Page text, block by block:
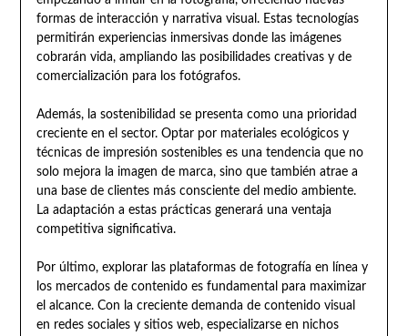
formas de interacción y narrativa visual. Estas tecnologías
permitirán experiencias inmersivas donde las imágenes
cobrarán vida, ampliando las posibilidades creativas y de
comercialización para los fotógrafos.
Además, la sostenibilidad se presenta como una prioridad
creciente en el sector. Optar por materiales ecológicos y
técnicas de impresión sostenibles es una tendencia que no
solo mejora la imagen de marca, sino que también atrae a
una base de clientes más consciente del medio ambiente.
La adaptación a estas prácticas generará una ventaja
competitiva significativa.
Por último, explorar las plataformas de fotografía en línea y
los mercados de contenido es fundamental para maximizar
el alcance. Con la creciente demanda de contenido visual
en redes sociales y sitios web, especializarse en nichos